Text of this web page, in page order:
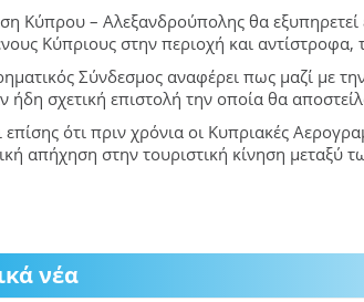
Κύπρου – Αλεξανδρούπολης θα εξυπηρετεί
Κύπριους στην περιοχή και αντίστροφα,
Σύνδεσμος αναφέρει πως μαζί με
ήδη σχετική επιστολή την οποία θα
ότι πριν χρόνια οι Κυπριακές
απήχηση στην τουριστική κίνηση μεταξύ
νέα